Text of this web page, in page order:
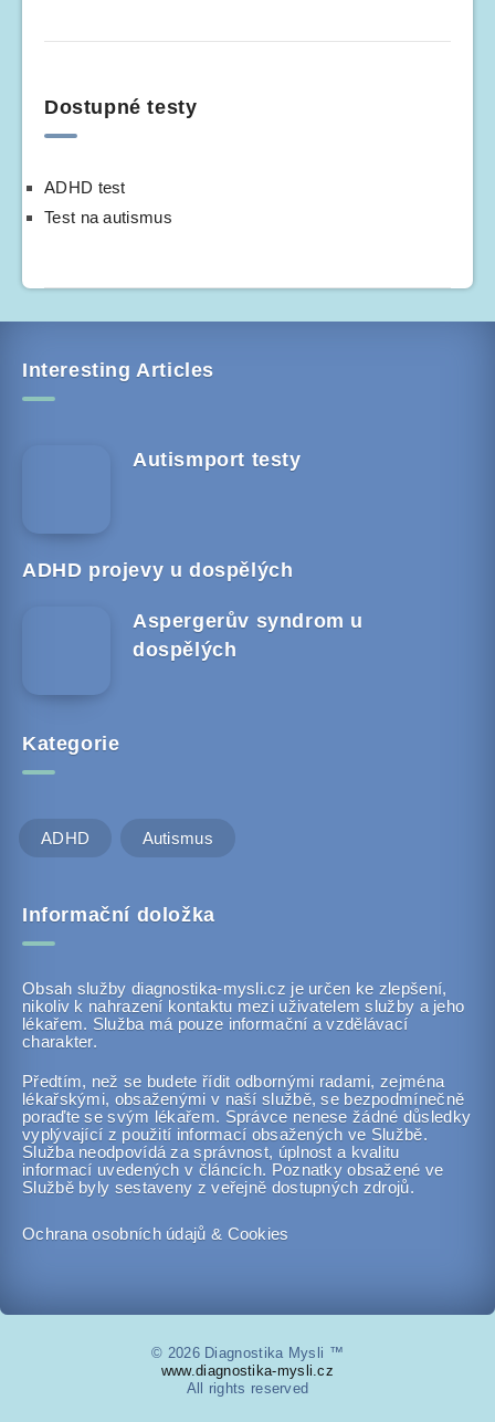
Dostupné testy
ADHD test
Test na autismus
Interesting Articles
Autismport testy
ADHD projevy u dospělých
Aspergerův syndrom u
dospělých
Kategorie
ADHD Autismus
Informační doložka
Obsah služby diagnostika-mysli.cz je určen ke zlepšení,
nikoliv k nahrazení kontaktu mezi uživatelem služby a jeho
lékařem. Služba má pouze informační a vzdělávací
charakter.
Předtím, než se budete řídit odbornými radami, zejména
lékařskými, obsaženými v naší službě, se bezpodmínečně
poraďte se svým lékařem. Správce nenese žádné důsledky
vyplývající z použití informací obsažených ve Službě.
Služba neodpovídá za správnost, úplnost a kvalitu
informací uvedených v článcích. Poznatky obsažené ve
Službě byly sestaveny z veřejně dostupných zdrojů.
Ochrana osobních údajů & Cookies
© 2026 Diagnostika Mysli ™
www.diagnostika-mysli.cz
All rights reserved